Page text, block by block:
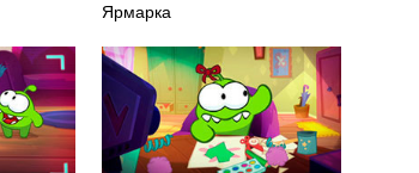
Ярмарка